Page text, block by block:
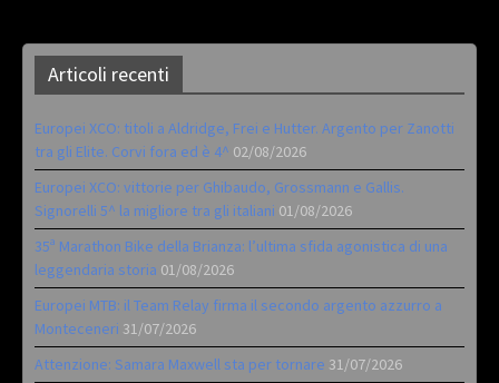
Articoli recenti
Europei XCO: titoli a Aldridge, Frei e Hutter. Argento per Zanotti
tra gli Elite. Corvi fora ed è 4^ 02/08/2026
Europei XCO: vittorie per Ghibaudo, Grossmann e Gallis.
Signorelli 5^ la migliore tra gli italiani 01/08/2026
35ª Marathon Bike della Brianza: l’ultima sfida agonistica di una
leggendaria storia 01/08/2026
Europei MTB: il Team Relay firma il secondo argento azzurro a
Monteceneri 31/07/2026
Attenzione: Samara Maxwell sta per tornare 31/07/2026